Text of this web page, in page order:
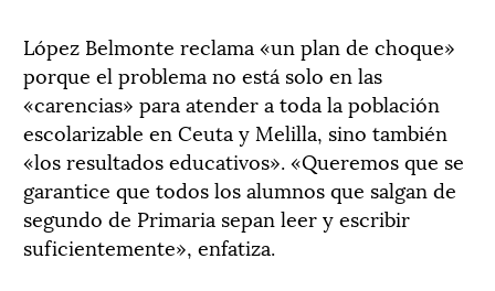
López Belmonte reclama «un plan de choque»
porque el problema no está solo en las
«carencias» para atender a toda la población
escolarizable en Ceuta y Melilla, sino también
«los resultados educativos». «Queremos que se
garantice que todos los alumnos que salgan de
segundo de Primaria sepan leer y escribir
suficientemente», enfatiza.